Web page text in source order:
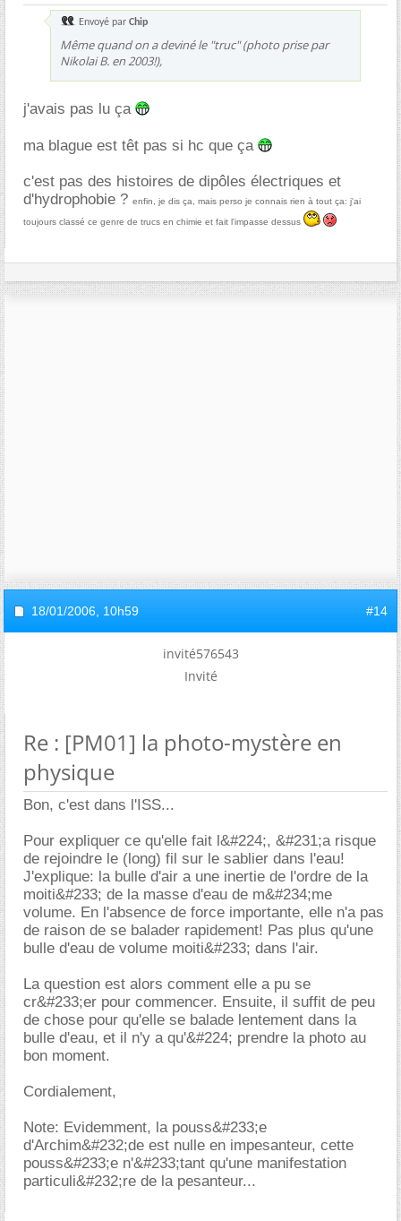
Envoyé par Chip
Même quand on a deviné le "truc" (photo prise par
Nikolai B. en 2003!),
j'avais pas lu ça
ma blague est têt pas si hc que ça
c'est pas des histoires de dipôles électriques et
d'hydrophobie ? enfin, je dis ça, mais perso je connais rien à tout ça: j'ai
toujours classé ce genre de trucs en chimie et fait l'impasse dessus
18/01/2006, 10h59 #14
invité576543
Invité
Re : [PM01] la photo-mystère en
physique
Bon, c'est dans l'ISS...
Pour expliquer ce qu'elle fait l&#224;, &#231;a risque
de rejoindre le (long) fil sur le sablier dans l'eau!
J'explique: la bulle d'air a une inertie de l'ordre de la
moiti&#233; de la masse d'eau de m&#234;me
volume. En l'absence de force importante, elle n'a pas
de raison de se balader rapidement! Pas plus qu'une
bulle d'eau de volume moiti&#233; dans l'air.
La question est alors comment elle a pu se
cr&#233;er pour commencer. Ensuite, il suffit de peu
de chose pour qu'elle se balade lentement dans la
bulle d'eau, et il n'y a qu'&#224; prendre la photo au
bon moment.
Cordialement,
Note: Evidemment, la pouss&#233;e
d'Archim&#232;de est nulle en impesanteur, cette
pouss&#233;e n'&#233;tant qu'une manifestation
particuli&#232;re de la pesanteur...